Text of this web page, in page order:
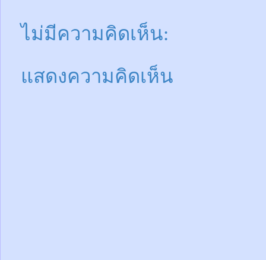
ไม่มีความคิดเห็น:
แสดงความคิดเห็น